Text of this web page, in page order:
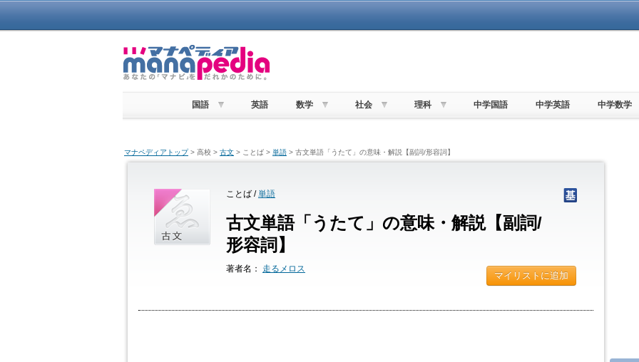
国語 英語 数学 社会 理科 中学国語 中学英語 中学数学
マナペディアトップ> 高校 > 古文 > ことば > 単語 > 古文単語「うたて」の意味・解説【副詞/形容詞】
ことば /単語
古文単語「うたて」の意味・解説【副詞/
形容詞】
著者名： 走るメロス
マイリストに追加